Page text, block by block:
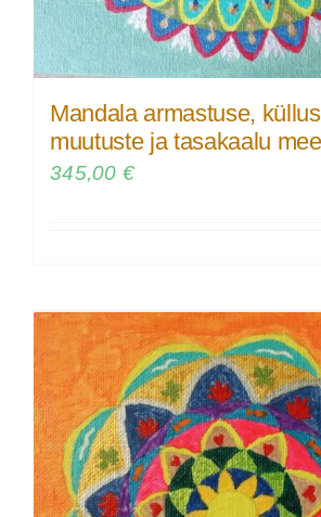
Mandala armastuse,
muutuste ja tasakaalu
345,00 €